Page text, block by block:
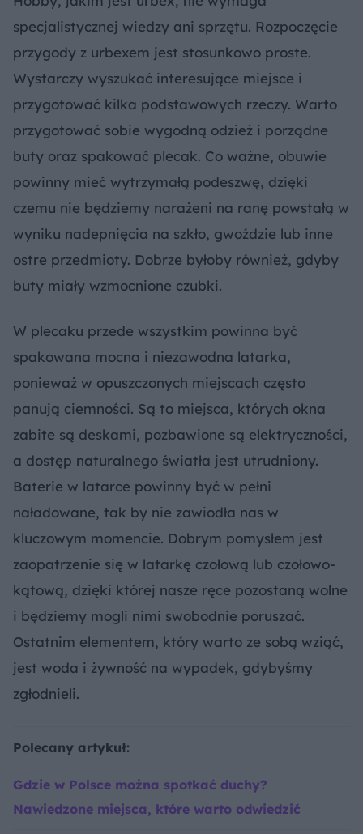
specjalistycznej wiedzy ani sprzętu. Rozpoczęcie
przygody z urbexem jest stosunkowo proste.
Wystarczy wyszukać interesujące miejsce i
przygotować kilka podstawowych rzeczy. Warto
przygotować sobie wygodną odzież i porządne
buty oraz spakować plecak. Co ważne, obuwie
powinny mieć wytrzymałą podeszwę, dzięki
czemu nie będziemy narażeni na ranę powstałą w
wyniku nadepnięcia na szkło, gwoździe lub inne
ostre przedmioty. Dobrze byłoby również, gdyby
buty miały wzmocnione czubki.
W plecaku przede wszystkim powinna być
spakowana mocna i niezawodna latarka,
ponieważ w opuszczonych miejscach często
panują ciemności. Są to miejsca, których okna
zabite są deskami, pozbawione są elektryczności,
a dostęp naturalnego światła jest utrudniony.
Baterie w latarce powinny być w pełni
naładowane, tak by nie zawiodła nas w
kluczowym momencie. Dobrym pomysłem jest
zaopatrzenie się w latarkę czołową lub czołowo-
kątową, dzięki której nasze ręce pozostaną wolne
i będziemy mogli nimi swobodnie poruszać.
Ostatnim elementem, który warto ze sobą wziąć,
jest woda i żywność na wypadek, gdybyśmy
zgłodnieli.
Polecany artykuł:
Gdzie w Polsce można spotkać duchy?
Nawiedzone miejsca, które warto odwiedzić